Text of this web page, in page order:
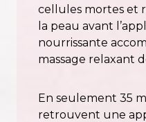
cellules mortes et
la peau avant
nourrissante
massage relaxant
En seulement 35
retrouvent une